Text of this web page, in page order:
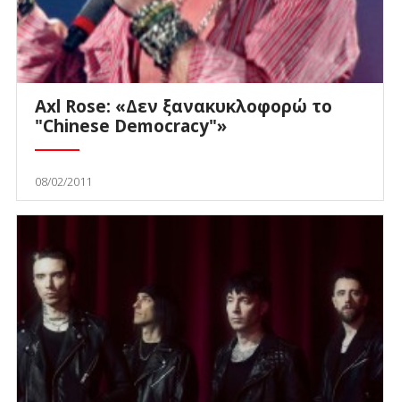
Axl Rose: «Δεν ξανακυκλοφορώ το
"Chinese Democracy"»
08/02/2011